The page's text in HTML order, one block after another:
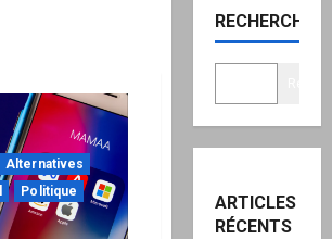
Alternatives
Politique
RECHERCHER
ARTICLES
RÉCENTS